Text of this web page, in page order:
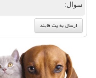
سوال: